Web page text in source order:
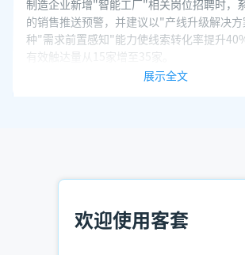
制造企业新增"智能工厂"相关岗位招聘时，
的销售推送预警，并建议以"产线升级解决
种"需求前置感知"能力使线索转化率提升
有效触达量从15家增至35家。
提示销售补充案例数据并推送标准化话术。
计。某软件企业使用后，线索首次响应时间
机转化周期平均缩短22天。
展示全文
欢迎使用客套